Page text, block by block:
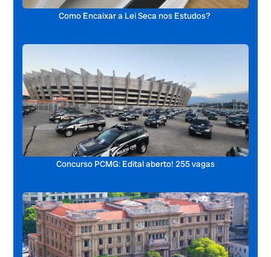
Como Encaixar a Lei Seca nos Estudos?
Concurso PCMG: Edital aberto! 255 vagas